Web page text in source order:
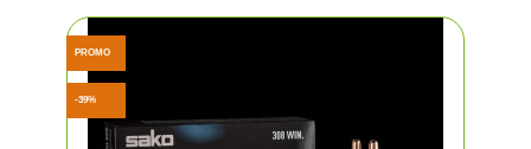
PROMO
-39%